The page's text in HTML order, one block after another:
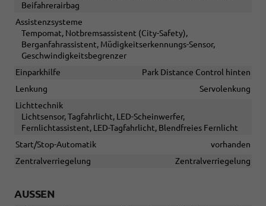
Beifahrerairbag
Assistenzsysteme
Tempomat, Notbremsassistent (City-Safety),
Berganfahrassistent, Müdigkeitserkennungs-Sensor,
Geschwindigkeitsbegrenzer
Einparkhilfe
Park Distance Control hinten
Lenkung
Servolenkung
Lichttechnik
Lichtsensor, Tagfahrlicht, LED-Scheinwerfer,
Fernlichtassistent, LED-Tagfahrlicht, Blendfreies Fernlicht
Start/Stop-Automatik
vorhanden
Zentralverriegelung
Zentralverriegelung
AUSSEN